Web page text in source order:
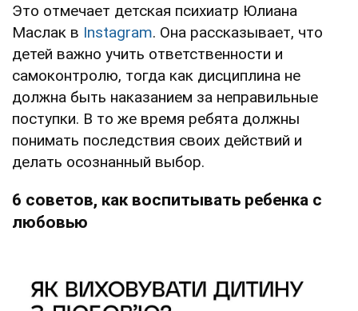
Это отмечает детская психиатр Юлиана
Маслак в Instagram. Она рассказывает, что
детей важно учить ответственности и
самоконтролю, тогда как дисциплина не
должна быть наказанием за неправильные
поступки. В то же время ребята должны
понимать последствия своих действий и
делать осознанный выбор.
6 советов, как воспитывать ребенка с
любовью